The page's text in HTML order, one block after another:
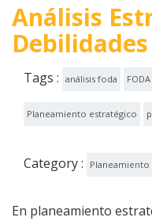
Análisis
Debilidades
Tags : análisis foda FODA
Planeamiento estratégico
Category : Planeamiento
En planeamiento